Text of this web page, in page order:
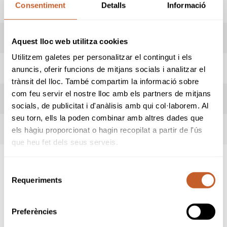
Consentiment Detalls Informació
Aquest lloc web utilitza cookies
Utilitzem galetes per personalitzar el contingut i els
anuncis, oferir funcions de mitjans socials i analitzar el
trànsit del lloc. També compartim la informació sobre
com feu servir el nostre lloc amb els partners de mitjans
socials, de publicitat i d'anàlisis amb qui col·laborem. Al
seu torn, ells la poden combinar amb altres dades que
els hàgiu proporcionat o hagin recopilat a partir de l'ús
que heu fet dels seus serveis.
Requeriments
Preferències
RESULTATS
HORARI SORTIDES
INFORMACIÓ PROVA
REGLES LOCALS
TERMES DE LA COMPETICIÓ